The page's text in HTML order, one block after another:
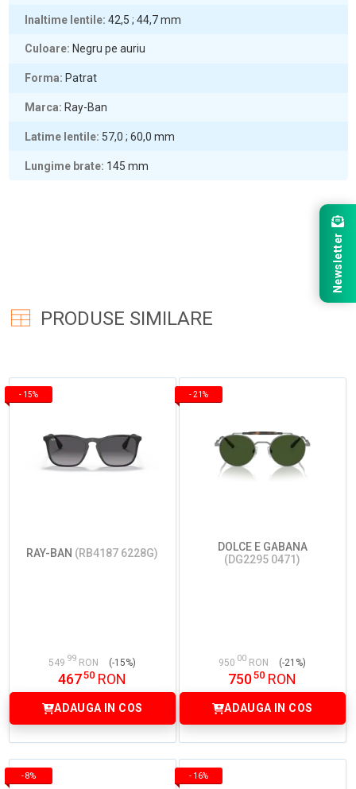
Inaltime lentile 42,5 ; 44,7mm
Culoare Negru pe auriu
Forma Patrat
Marca Ray-Ban
Latime lentile 57,0 ; 60,0 mm
Lungime brate 145 mm
PRODUSE SIMILARE
- 15%
RAY-BAN (RB4187 6228G)
549 99 RON (-15%)
46750 RON
ADAUGA IN COS
- 21%
DOLCE E GABANA
(DG2295 0471)
950 00 RON (-21%)
75050 RON
ADAUGA IN COS
- 8% - 16%
Newsletter